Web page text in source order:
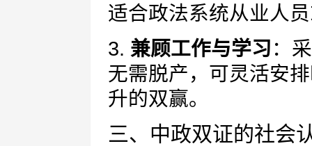
适合政法系统从业人
3. 兼顾工作与学习 ：
无需脱产，可灵活安
升的双赢。
三、中政双证的社会